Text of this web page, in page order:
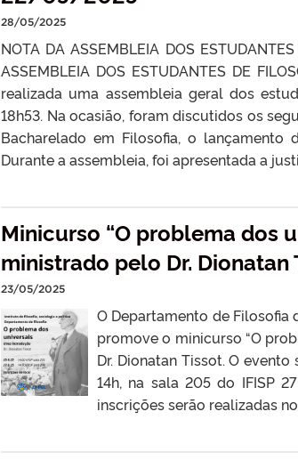
28/05/2025
NOTA DA ASSEMBLEIA DOS
ASSEMBLEIA DOS ESTUDANTES DE
realizada uma assembleia geral dos
18h53. Na ocasião, foram discutidos os
Bacharelado em Filosofia, o
Durante a assembleia, foi apresentada a
Minicurso “O problema dos
ministrado pelo Dr. Dionatan
23/05/2025
O Departamento de
promove o minicurso “O
Dr. Dionatan Tissot. O
14h, na sala 205 do IFISP
inscrições serão realizadas